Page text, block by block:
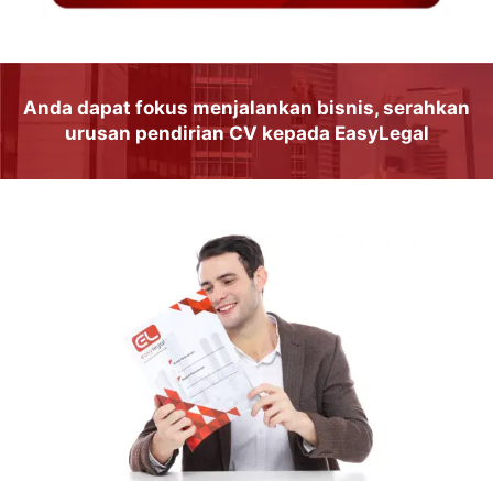
Anda dapat fokus menjalankanbisnis, serahkan
urusan pendirian CV kepada EasyLegal